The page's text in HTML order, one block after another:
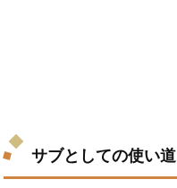
サブとしての使い道